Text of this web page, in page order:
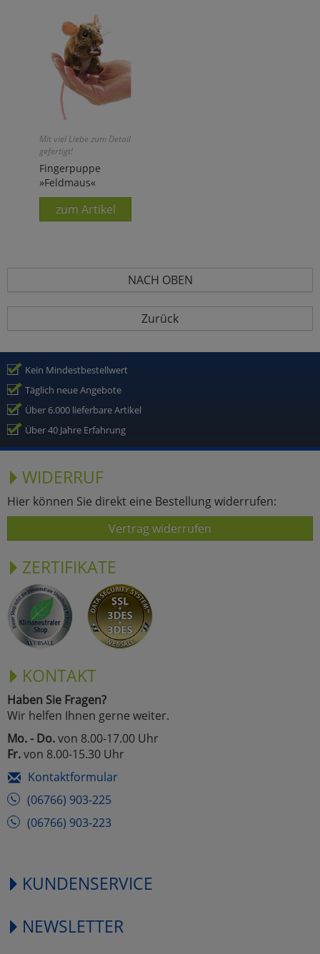
Mit viel Liebe zum Detail
gefertigt!
Fingerpuppe
»Feldmaus«
zum Artikel
NACH OBEN
Zurück
Kein Mindestbestellwert
Täglich neue Angebote
Über 6.000 lieferbare Artikel
Über 40 Jahre Erfahrung
WIDERRUF
Hier können Sie direkt eine Bestellung widerrufen:
Vertrag widerrufen
ZERTIFIKATE
KONTAKT
Haben Sie Fragen?
Wir helfen Ihnen gerne weiter.
Mo. - Do.von 8.00-17.00 Uhr
Fr.von 8.00-15.30 Uhr
Kontaktformular
(06766) 903-225
(06766) 903-223
KUNDENSERVICE
NEWSLETTER